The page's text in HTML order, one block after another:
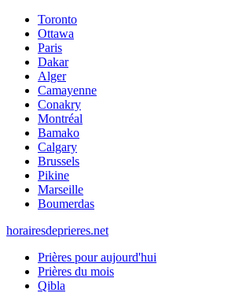
Toronto
Ottawa
Paris
Dakar
Alger
Camayenne
Conakry
Montréal
Bamako
Calgary
Brussels
Pikine
Marseille
Boumerdas
horairesdeprieres.net
Prières pour aujourd'hui
Prières du mois
Qibla